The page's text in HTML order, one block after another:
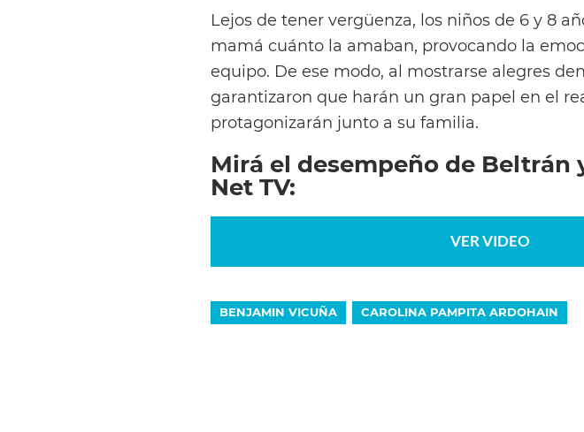
Lejos de tener vergüenza, los niños de 6 y 8
mamá cuánto la amaban, provocando la
equipo. De ese modo, al mostrarse alegres
garantizaron que harán un gran papel en el
protagonizarán junto a su familia.
Mirá el desempeño de Beltrán
Net TV:
VER VIDEO
BENJAMIN VICUÑA CAROLINA PAMPITA ARDOHAIN